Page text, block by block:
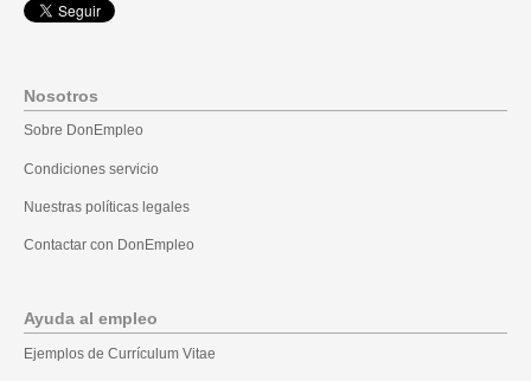
Nosotros
Sobre DonEmpleo
Condiciones servicio
Nuestras políticas legales
Contactar con DonEmpleo
Ayuda al empleo
Ejemplos de Currículum Vitae